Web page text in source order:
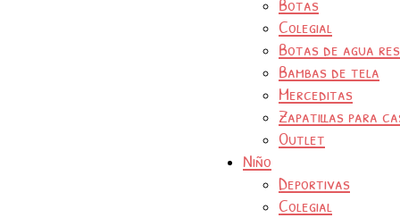
Colegial
Botas de agua
Bambas de tela
Merceditas
Zapatillas para
Outlet
Niño
Deportivas
Colegial